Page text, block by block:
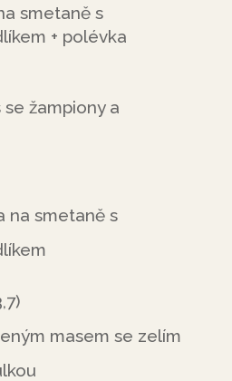
smetaně s
+ polévka
žampiony a
na smetaně s
masem se zelím